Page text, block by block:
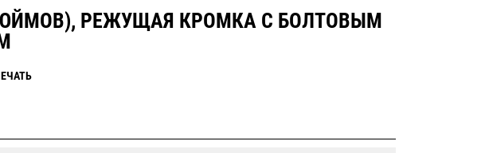
РЕЖУЩАЯ КРОМКА С БОЛТОВЫМ